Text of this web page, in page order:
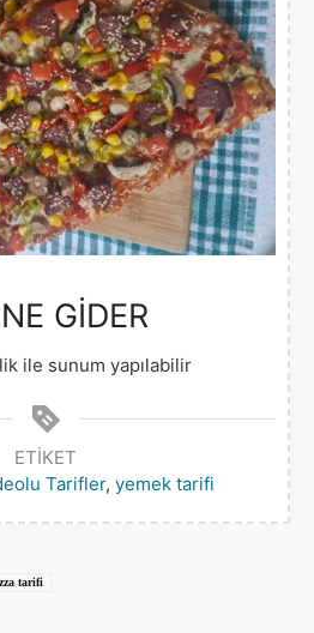
GİDER
ile sunum yapılabilir
ETIKET
Tarifler, yemek tarifi
tarifi